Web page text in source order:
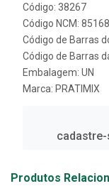
Código: 38267
Código NCM:
Código de Barras
Código de Barras
Embalagem: UN
Marca: PRATIMIX
Produtos